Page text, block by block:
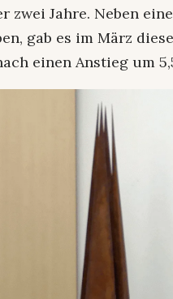
zwei Jahre. Neben
gab es im März
einen Anstieg um